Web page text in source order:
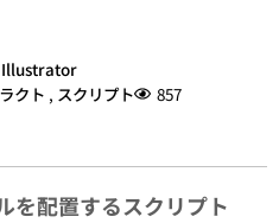
Illustrator
クト , スクリプト 857
を配置するスクリプト